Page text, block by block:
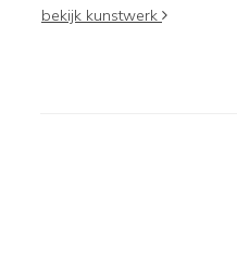
bekijk kunstwerk